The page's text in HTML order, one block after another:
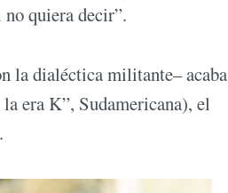
quiera decir”.
la dialéctica militante– acaba
era K”, Sudamericana), el